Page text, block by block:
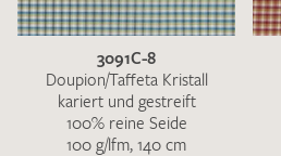
3091C-8
Doupion/Taffeta Kristall
kariert und gestreift
100% reine Seide
100 g/lfm, 140 cm